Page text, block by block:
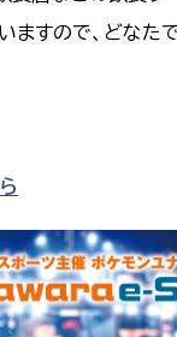
ますので、どなた